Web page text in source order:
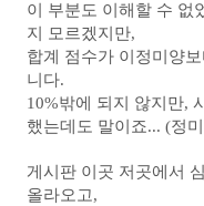
이 부분도 이해할 수 없
지 모르겠지만,
합계 점수가 이정미양
니다.
10%밖에 되지 않지만,
했는데도 말이죠... (정
게시판 이곳 저곳에서
올라오고,